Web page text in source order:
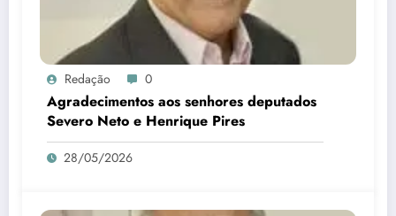
Redação 0
Agradecimentos aos senhores deputados
Severo Neto e Henrique Pires
28/05/2026